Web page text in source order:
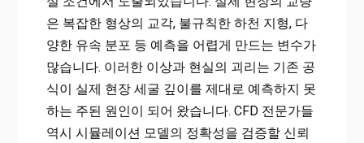
은 복잡한 형상의 교각, 불규칙한 하천 지형, 다
양한 유속 분포 등 예측을 어렵게 만드는 변수가
많습니다. 이러한 이상과 현실의 괴리는 기존 공
식이 실제 현장 세굴 깊이를 제대로 예측하지 못
하는 주된 원인이 되어 왔습니다. CFD 전문가들
역시 시뮬레이션 모델의 정확성을 검증할 신뢰